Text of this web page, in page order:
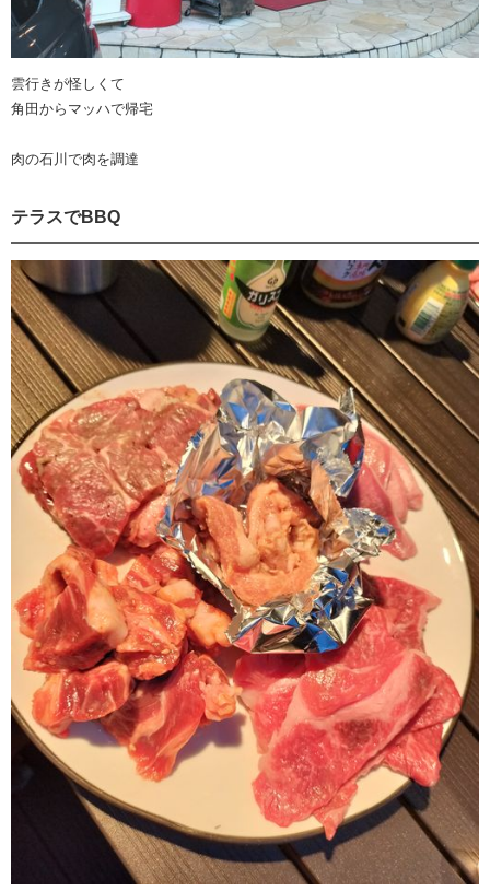
雲行きが怪しくて
角田からマッハで帰宅
肉の石川で肉を調達
テラスでBBQ